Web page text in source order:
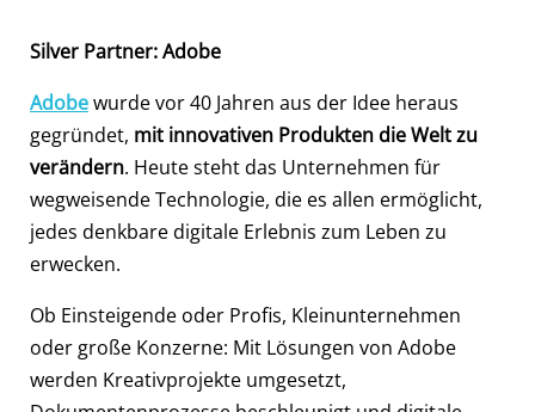
Silver Partner: Adobe
Adobewurde vor 40 Jahren aus der Idee heraus
gegründet, mit innovativen Produkten die Welt zu
verändern. Heute steht das Unternehmen für
wegweisende Technologie, die es allen ermöglicht,
jedes denkbare digitale Erlebnis zum Leben zu
erwecken.
Ob Einsteigende oder Profis, Kleinunternehmen
oder große Konzerne: Mit Lösungen von Adobe
werden Kreativprojekte umgesetzt,